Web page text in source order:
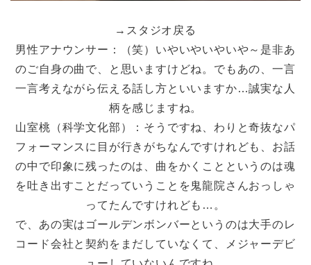
→スタジオ戻る
男性アナウンサー：（笑）いやいやいやいや～是非あ
のご自身の曲で、と思いますけどね。でもあの、一言
一言考えながら伝える話し方といいますか…誠実な人
柄を感じますね。
山室桃（科学文化部）：そうですね、わりと奇抜なパ
フォーマンスに目が行きがちなんですけれども、お話
の中で印象に残ったのは、曲をかくことというのは魂
を吐き出すことだっていうことを鬼龍院さんおっしゃ
ってたんですけれども…。
で、あの実はゴールデンボンバーというのは大手のレ
コード会社と契約をまだしていなくて、メジャーデビ